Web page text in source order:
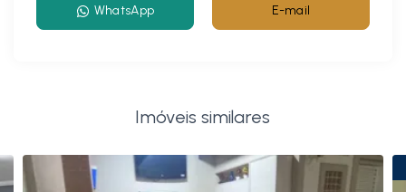
WhatsApp E-mail
Imóveis similares